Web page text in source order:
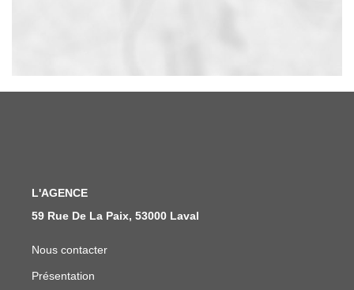
L'AGENCE
59 Rue De La Paix, 53000 Laval
Nous contacter
Présentation